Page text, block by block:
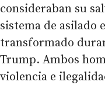
consideraban su
sistema de asilado
transformado
Trump. Ambos
violencia e